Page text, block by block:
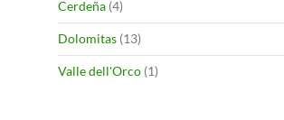
Cerdeña (4)
Dolomitas (13)
Valle dell'Orco (1)